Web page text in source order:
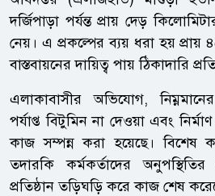
দর্জিপাড়া পর্যন্ত প্রায় দেড়
নেয়। এ প্রকল্পের ব্যয় ধরা হয় প্রায়
বাস্তবায়নের দায়িত্ব পায় ঠিকাদারি
এলাকাবাসীর অভিযোগ, নিম্নমানের
পর্যাপ্ত বিটুমিন না দেওয়া এবং
কাজ সম্পন্ন করা হয়েছে। বিশেষ
তদারকি কর্মকর্তাদের
প্রতিষ্ঠান তড়িঘড়ি করে কাজ শেষ